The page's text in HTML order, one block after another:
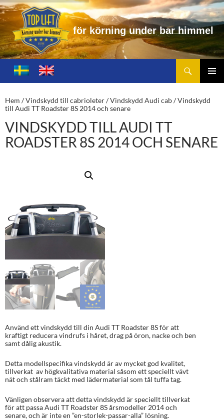
för körning under bar himme
Toplift.se – för körning under bar himmel
HOPPA
TILL
Hem /Vindskydd till cabrioleter/Vindskydd Audi cab/ Vindskydd
till Audi TT Roadster 8S 2014 och senare
VINDSKYDD TILL AUDI TT
ROADSTER 8S 2014 OCH SENARE
Använd ett vindskydd till din Audi TT Roadster 8S för att
kraftigt reducera vindrufs i håret, drag på öron, nacke och ben
samt dålig akustik.
Detta modellspecifika vindskydd är av mycket god kvalitet,
tillverkat av högkvalitativa material såsom ett speciellt vävt
nät och stålram täckt med lädermaterial som tål tuffa tag.
Vänligen observera att detta vindskydd är speciellt tillverkat
för att passa Audi TT Roadster 8S årsmodeller 2014 och
senare, och är inte en ”en-storlek-passar-alla” lösning.